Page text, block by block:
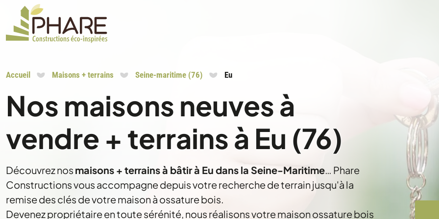
Accueil Maisons + terrains Seine-maritime (76) Eu
Nos maisons neuves à
vendre + terrains à Eu (76)
Découvrez nos maisons + terrains à bâtir à Eu dans la Seine-Maritime… Phare
Constructions vous accompagne depuis votre recherche de terrain jusqu'à la
remise des clés de votre maison à ossature bois.
Devenez propriétaire en toute sérénité, nous réalisons votre maison ossature bois